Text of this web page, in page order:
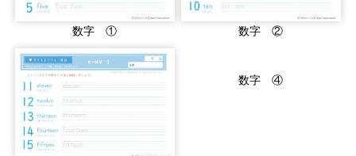
数字 ① 数字 ②
数字 ④